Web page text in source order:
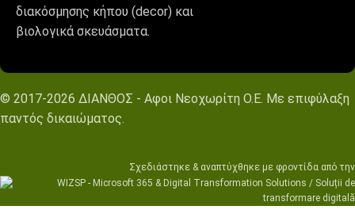
διακόσμησης κήπου (decor) και
βιολογικά σκευάσματα.
© 2017-2026 ΔΙΑΝΘΟΣ - Αφοι Νεοχωρίτη Ο.Ε. Με επιφύλαξη
παντός δικαιώματος.
Σχεδιάστηκε & αναπτύχθηκε με φροντίδα από την